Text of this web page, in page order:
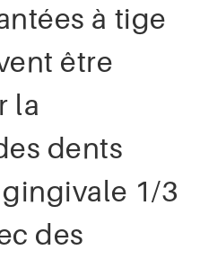
à tige
être
la
dents
1/3
des